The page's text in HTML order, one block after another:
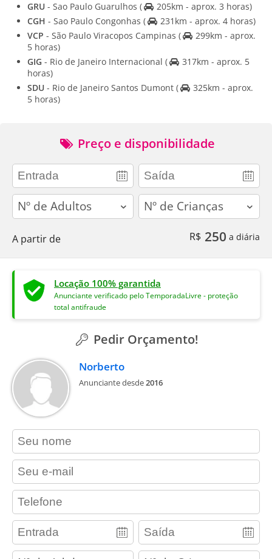
GRU - Sao Paulo Guarulhos (
205km - aprox. 3 horas)
CGH - Sao Paulo Congonhas (
231km - aprox. 4 horas)
VCP - São Paulo Viracopos Campinas (
299km - aprox.
5 horas)
GIG - Rio de Janeiro Internacional (
317km - aprox. 5
horas)
SDU - Rio de Janeiro Santos Dumont (
325km - aprox.
5 horas)
Preço e disponibilidade
adults children
A partir de R$ 250 a diária
Locação 100% garantida
Anunciante verificado pelo TemporadaLivre - proteção
total antifraude
Pedir Orçamento!
Norberto
Anunciante desde2016
contact_name
contact_email
contact_phone
adults children